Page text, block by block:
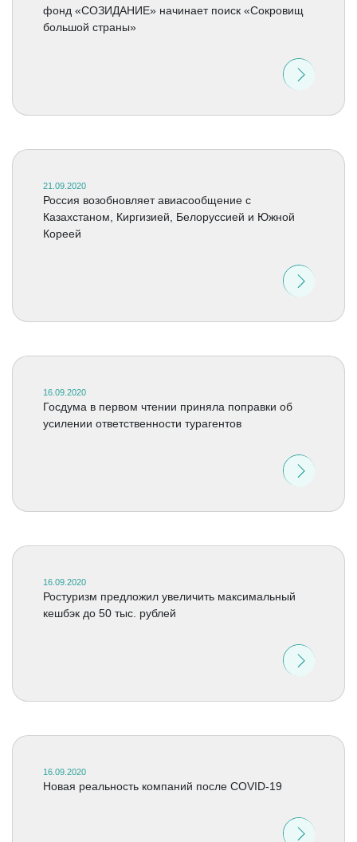
фонд «СОЗИДАНИЕ» начинает поиск «Сокровищ
большой страны»
21.09.2020
Россия возобновляет авиасообщение с
Казахстаном, Киргизией, Белоруссией и Южной
Кореей
16.09.2020
Госдума в первом чтении приняла поправки об
усилении ответственности турагентов
16.09.2020
Ростуризм предложил увеличить максимальный
кешбэк до 50 тыс. рублей
16.09.2020
Новая реальность компаний после COVID-19